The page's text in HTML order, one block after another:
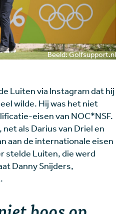
Beeld: Golfsupport.nl
Luiten via Instagram dat hij
wilde. Hij was het niet
eisen van NOC*NSF.
als Darius van Driel en
aan de internationale eisen
stelde Luiten, die werd
Danny Snijders,